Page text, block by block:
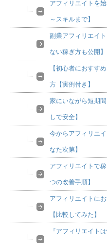
アフィリエイトを
～スキルまで】
副業アフィリエイ
ない稼ぎ方も公開】
【初心者におすす
方【実例付き】
家にいながら短期
しで安全】
今からアフィリエ
なた次第】
アフィリエイトで
つの改善手順】
アフィリエイトに
【比較してみた】
『アフィリエイト